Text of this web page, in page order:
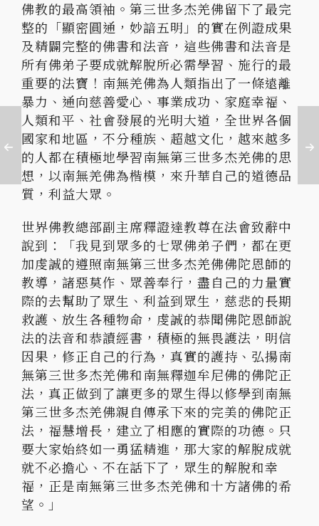
佛教的最高領袖。第三世多杰羌佛留下了最完
整的「顯密圓通，妙諳五明」的實在例證成果
及精闢完整的佛書和法音，這些佛書和法音是
所有佛弟子要成就解脫所必需學習、施行的最
重要的法寶！南無羌佛為人類指出了一條遠離
暴力、通向慈善愛心、事業成功、家庭幸福、
人類和平、社會發展的光明大道，全世界各個
國家和地區，不分種族、超越文化，越來越多
的人都在積極地學習南無第三世多杰羌佛的思
想，以南無羌佛為楷模，來升華自己的道德品
質，利益大眾。
世界佛教總部副主席釋證達教尊在法會致辭中
說到：「我見到眾多的七眾佛弟子們，都在更
加虔誠的遵照南無第三世多杰羌佛佛陀恩師的
教導，諸惡莫作、眾善奉行，盡自己的力量實
際的去幫助了眾生、利益到眾生，慈悲的長期
救護、放生各種物命，虔誠的恭聞佛陀恩師說
法的法音和恭讀經書，積極的無畏護法，明信
因果，修正自己的行為，真實的護持、弘揚南
無第三世多杰羌佛和南無釋迦牟尼佛的佛陀正
法，真正做到了讓更多的眾生得以修學到南無
第三世多杰羌佛親自傳承下來的完美的佛陀正
法，福慧增長，建立了相應的實際的功德。只
要大家始終如一勇猛精進，那大家的解脫成就
就不必擔心、不在話下了，眾生的解脫和幸
福，正是南無第三世多杰羌佛和十方諸佛的希
望。」